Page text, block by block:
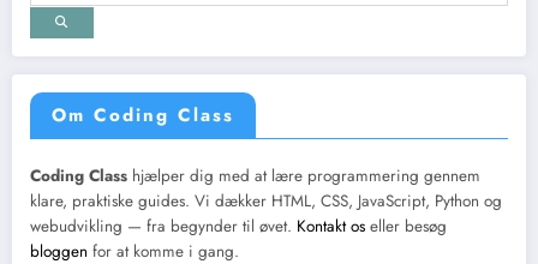
Om Coding Class
Coding Class hjælper dig med at lære programmering gennem
klare, praktiske guides. Vi dækker HTML, CSS, JavaScript, Python og
webudvikling — fra begynder til øvet. Kontakt os eller besøg
bloggen for at komme i gang.